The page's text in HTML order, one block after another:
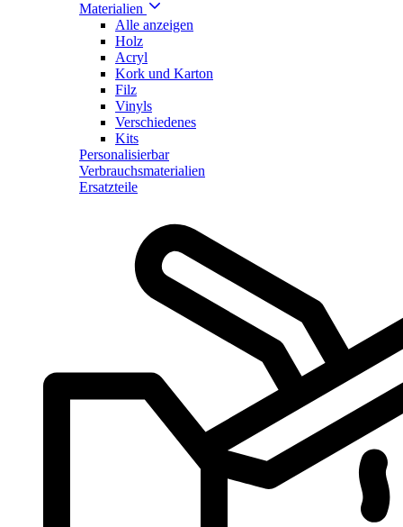
Materialien
Alle anzeigen
Holz
Acryl
Kork und Karton
Filz
Vinyls
Verschiedenes
Kits
Personalisierbar
Verbrauchsmaterialien
Ersatzteile